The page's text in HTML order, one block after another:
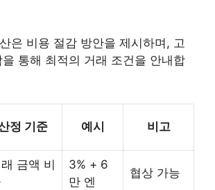
은 비용 절감 방안을 제시하며, 고
통해 최적의 거래 조건을 안내합
정 기준 예시 비고
금액 비
3% + 6
만 엔
협상 가능